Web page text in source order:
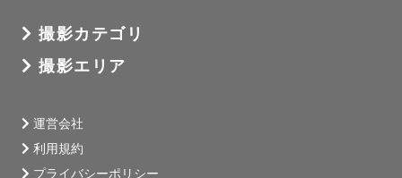
撮影カテゴリ
撮影エリア
運営会社
利用規約
プライバシーポリシー